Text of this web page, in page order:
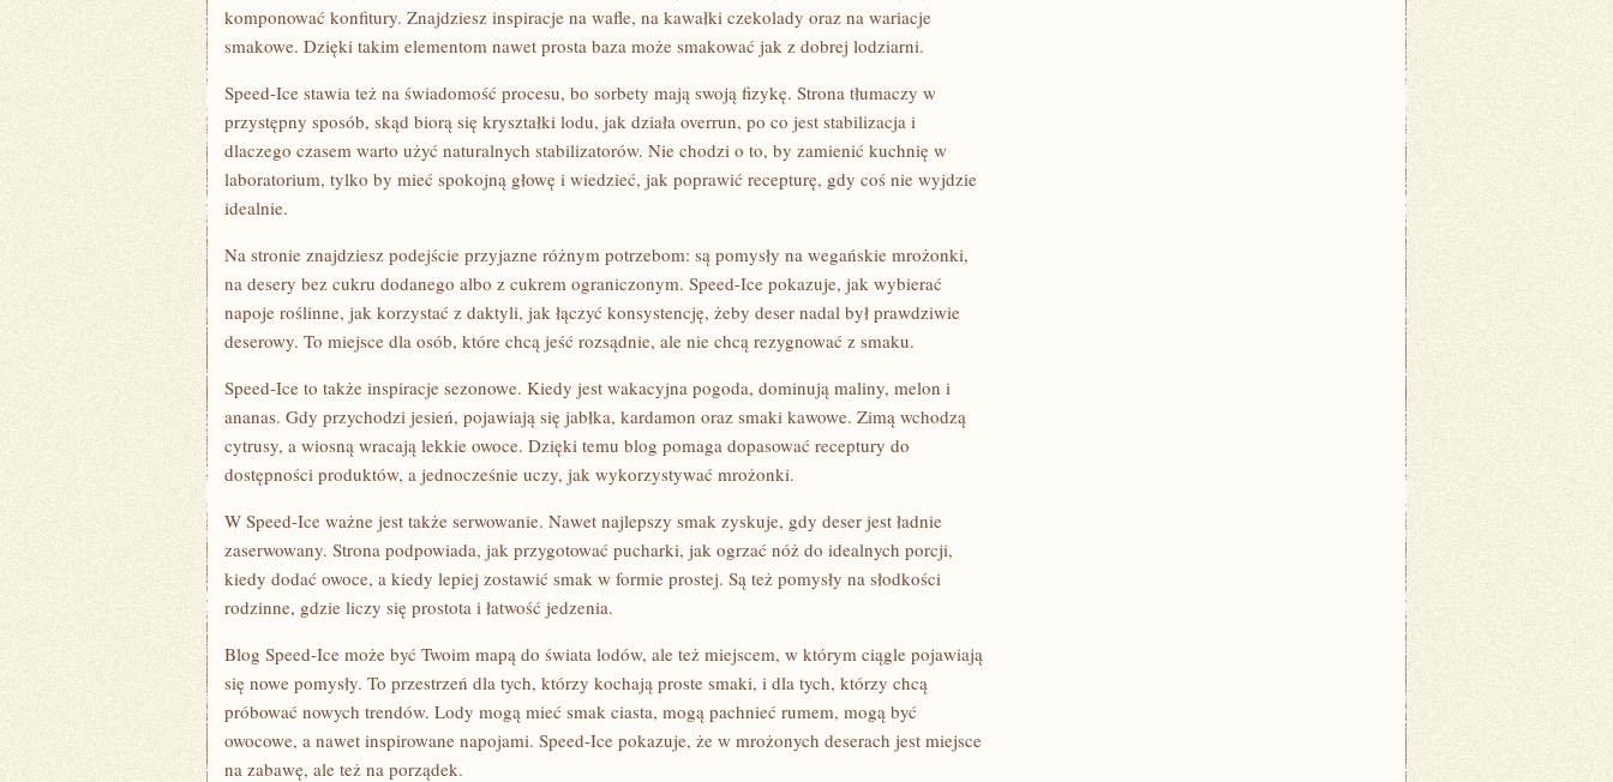
komponować konfitury. Znajdziesz inspiracje na wafle, na kawałki czekolady oraz na wariacje
smakowe. Dzięki takim elementom nawet prosta baza może smakować jak z dobrej lodziarni.
Speed-Ice stawia też na świadomość procesu, bo sorbety mają swoją fizykę. Strona tłumaczy w
przystępny sposób, skąd biorą się kryształki lodu, jak działa overrun, po co jest stabilizacja i
dlaczego czasem warto użyć naturalnych stabilizatorów. Nie chodzi o to, by zamienić kuchnię w
laboratorium, tylko by mieć spokojną głowę i wiedzieć, jak poprawić recepturę, gdy coś nie wyjdzie
idealnie.
Na stronie znajdziesz podejście przyjazne różnym potrzebom: są pomysły na wegańskie mrożonki,
na desery bez cukru dodanego albo z cukrem ograniczonym. Speed-Ice pokazuje, jak wybierać
napoje roślinne, jak korzystać z daktyli, jak łączyć konsystencję, żeby deser nadal był prawdziwie
deserowy. To miejsce dla osób, które chcą jeść rozsądnie, ale nie chcą rezygnować z smaku.
Speed-Ice to także inspiracje sezonowe. Kiedy jest wakacyjna pogoda, dominują maliny, melon i
ananas. Gdy przychodzi jesień, pojawiają się jabłka, kardamon oraz smaki kawowe. Zimą wchodzą
cytrusy, a wiosną wracają lekkie owoce. Dzięki temu blog pomaga dopasować receptury do
dostępności produktów, a jednocześnie uczy, jak wykorzystywać mrożonki.
W Speed-Ice ważne jest także serwowanie. Nawet najlepszy smak zyskuje, gdy deser jest ładnie
zaserwowany. Strona podpowiada, jak przygotować pucharki, jak ogrzać nóż do idealnych porcji,
kiedy dodać owoce, a kiedy lepiej zostawić smak w formie prostej. Są też pomysły na słodkości
rodzinne, gdzie liczy się prostota i łatwość jedzenia.
Blog Speed-Ice może być Twoim mapą do świata lodów, ale też miejscem, w którym ciągle pojawiają
się nowe pomysły. To przestrzeń dla tych, którzy kochają proste smaki, i dla tych, którzy chcą
próbować nowych trendów. Lody mogą mieć smak ciasta, mogą pachnieć rumem, mogą być
owocowe, a nawet inspirowane napojami. Speed-Ice pokazuje, że w mrożonych deserach jest miejsce
na zabawę, ale też na porządek.